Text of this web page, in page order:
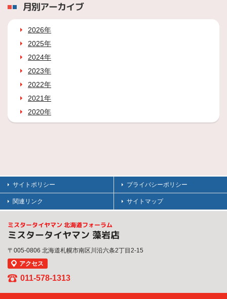
月別アーカイブ
2026年
2025年
2024年
2023年
2022年
2021年
2020年
サイトポリシー プライバシーポリシー
関連リンク サイトマップ
ミスタータイヤマン 北海道フォーラム
ミスタータイヤマン 藻岩店
〒005-0806 北海道札幌市南区川沿六条2丁目2-15
アクセス
011-578-1313